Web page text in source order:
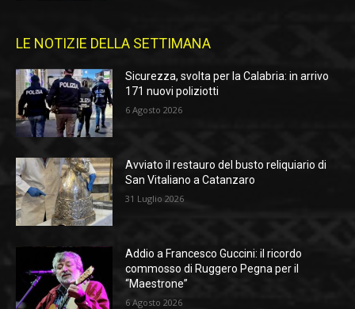
LE NOTIZIE DELLA SETTIMANA
Sicurezza, svolta per la Calabria: in arrivo
171 nuovi poliziotti
6 Agosto 2026
Avviato il restauro del busto reliquiario di
San Vitaliano a Catanzaro
31 Luglio 2026
Addio a Francesco Guccini: il ricordo
commosso di Ruggero Pegna per il
“Maestrone”
6 Agosto 2026